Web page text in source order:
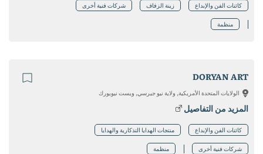
كائنات الفن والإبداع زينة الزفاف شركات فنية أخرى
منظمة
DORYAN ART
الولايات المتحدة الأمريكية, ولاية نيو جيرسي, ويست نيويورك
المزيد من التفاصيل
كائنات الفن والإبداع منتجات الهدايا التذكارية والهدايا
شركات فنية أخرى منظمة